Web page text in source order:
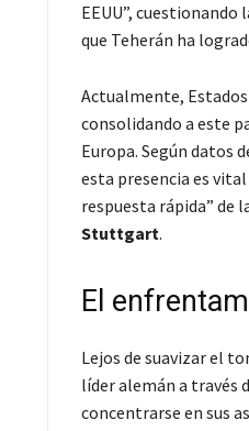
EEUU”,
que Teherán ha
Actualmente,
consolidando a este
Europa. Según datos
esta presencia es vital
respuesta rápida” de
Stuttgart.
El
Lejos de suavizar el
líder alemán a través
concentrarse en sus